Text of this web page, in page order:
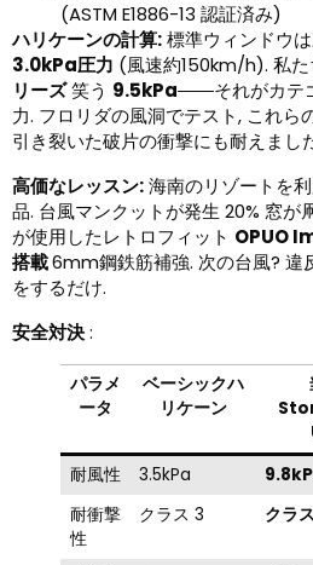
(ASTM E1886-13 認証済み)
ハリケーンの計算:標準ウィンドウ
3.0kPa圧力 (風速約150km/h). 私た
リーズ笑う 9.5kPa――それがカテ
力. フロリダの風洞でテスト, これら
引き裂いた破片の衝撃にも耐えまし
高価なレッスン:海南のリゾートを
品. 台風マンクットが発生 20% 窓が
が使用したレトロフィット OPUO
搭載6mm鋼鉄筋補強. 次の台風? 違
をするだけ.
安全対決:
パラメ
ータ
ベーシックハ
リケーン
耐風性 3.5kPa
耐衝撃
性
クラス 3 クラ